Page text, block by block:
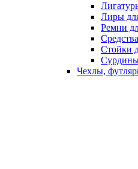
Лиры
Ремни
Стойки
Чехлы,